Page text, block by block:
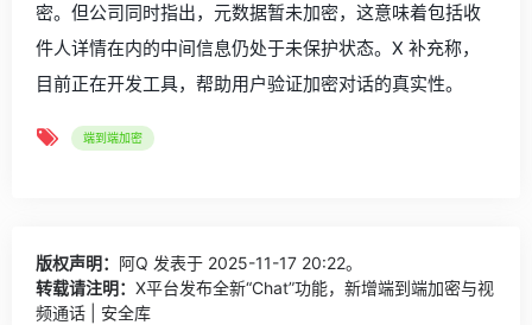
密。但公司同时指出，元数据暂未加密，这意味着包括收
件人详情在内的中间信息仍处于未保护状态。X 补充称，
目前正在开发工具，帮助用户验证加密对话的真实性。
端到端加密
版权声明： 阿Q 发表于 2025-11-17 20:22。
转载请注明： X平台发布全新“Chat”功能，新增端到端加密与视
频通话 | 安全库